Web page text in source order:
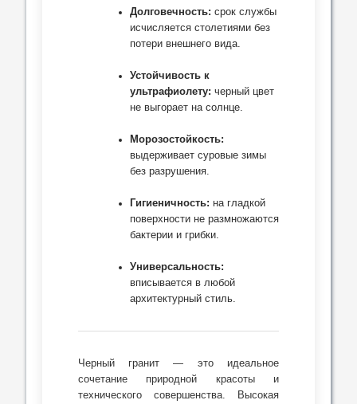
Долговечность: срок службы
исчисляется столетиями без
потери внешнего вида.
Устойчивость к
ультрафиолету: черный цвет
не выгорает на солнце.
Морозостойкость:
выдерживает суровые зимы
без разрушения.
Гигиеничность: на гладкой
поверхности не размножаются
бактерии и грибки.
Универсальность:
вписывается в любой
архитектурный стиль.
Черный гранит — это идеальное
сочетание природной красоты и
технического совершенства. Высокая